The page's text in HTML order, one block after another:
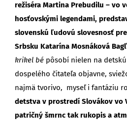
režiséra Martina Prebudilu – vo
hosťovskými legendami,
slovenskú ľudovú slovesnosť
Srbsku Katarína Mosnáková
krikel bé pôsobí nielen na
dospelého čitateľa objavne,
najmä tvorivo, myseľ i fantáziu
detstva v prostredí Slovákov vo
patričný šmrnc tak rukopis a